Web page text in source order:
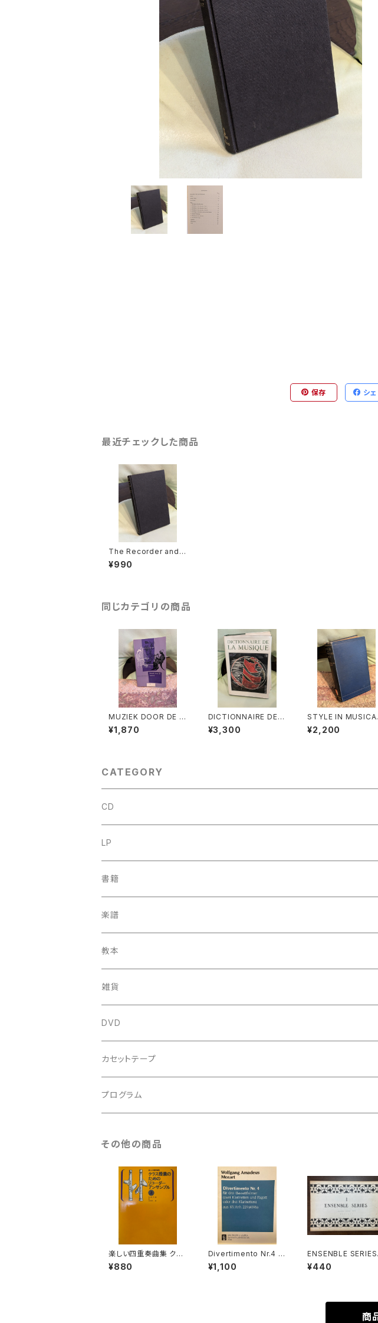
保存 シ
最近チェックした商品
The Recorder and it
s Music 【著：Edgar
Hunt（英語）】出版社：B
¥990
同じカテゴリの商品
MUZIEK DOOR DE E
EUWEN 3【著者：DRS.
W.C.M.KLOPPENBU
¥1,870
DICTIONNAIRE DE L
A MUSIQUE Ⅱ:les m
ens et leurs œuvre
¥3,300
STYLE IN
ART【著者：C.
T H.PARRY】出版社：
¥2,200
CATEGORY
CD
古楽
中古CD
鍋島元子関連CD
古楽以外
中古CD
LP
古楽
中古LP
鍋島元子関連LP
古楽以外
中古LP
書籍
古楽関係
中古本
新古本
古楽以外
中古本
中古本
楽譜
古楽関係
スコア
鍵盤用
古楽以外
スコア
教本
古楽関係
古楽以外
雑貨
トートバッグ
バロック
ルネサンス
DVD
古楽
古楽以外
カセットテープ
古楽
プログラム
古楽以外
その他の商品
楽しい四重奏曲集 クラ
ス授業のためのリコー
ダーアンサンブル 上【編
¥880
Divertimento Nr.4 f
ür drei Basetthörner
(zwei klarinetten un
¥1,100
ENSENBLE SERIES
Ⅰ【編集：東京コレギウ
ム】出版社：東京コレギ
¥440
商